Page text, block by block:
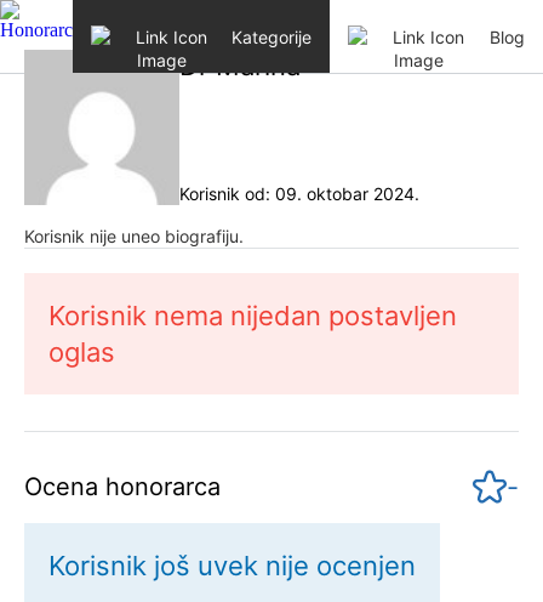
Skip to content
Kategorije
Blog
Dr Marina
Korisnik od: 09. oktobar 2024.
Korisnik nije uneo biografiju.
Korisnik nema nijedan postavljen
oglas
Ocena honorarca -
Korisnik još uvek nije ocenjen